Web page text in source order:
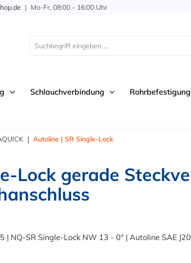
| Mo-Fr, 08:00 - 16:00 Uhr
Schlauchverbindung Rohrbefestigung
| Autoline | SR Single-Lock
Lock gerade